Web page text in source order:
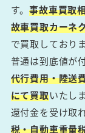
す。事故車買取
故車買取カーネ
で買取しておりま
普通は到底値が
代行費用・陸送
にて買取いたし
還付金を受け取
税・自動車重量